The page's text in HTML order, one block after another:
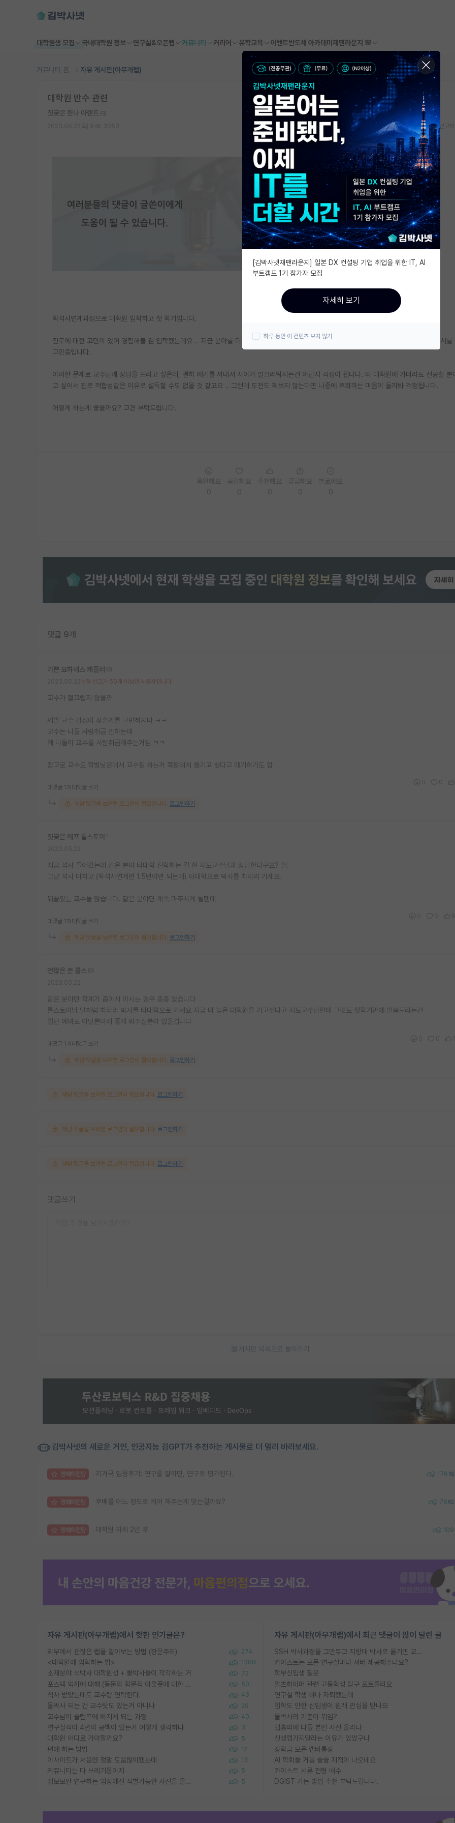
대학원생 모집 국내대학원 정보 연구실&오픈랩 커뮤니티 커리어 유학교육 이벤트반도체 아카데미 재팬라운지 🌸
커뮤니티 홈 자유 게시판(아무개랩)
대학원 반수 관련
짓궂은 한나 아렌트
스크랩 신고
학석사연계과정으로 대학원 입학하고 첫 학기입니다.
진로에 대한 고민이 있어 경험해볼 겸 입학했는데요 .. 지금 분야를 더 공부해보고 싶은 생각이 드니 학벌이 다소 아쉽다는 생각에 다른 학교 입시를
고민중입니다.
이러한 문제로 교수님께 상담을 드리고 싶은데, 괜히 얘기를 꺼내서 사이가 껄끄러워지는건 아닌지 걱정이 됩니다. 타 대학원에 가더라도 전공할 분
고 싶어서 진로 적합성같은 이유로 설득할 수도 없을 것 같고요 .. 그런데 도전도 해보지 않는다면 나중에 후회하는 마음이 들까봐 걱정됩니다.
어떻게 하는게 좋을까요? 고견 부탁드립니다.
댓글 9개
기쁜 요하네스 케플러
누적 신고가 50개 이상인 사용자입니다.
교수가 껄끄럽지 않을까
제발 교수 감정이 상할까를 고민하지마 ㅋㅋ
교수는 니들 사람취급 안하는데
왜 니들이 교수를 사람취급해주는거임 ㅋㅋ
참고로 교수도 학벌낮은데서 교수질 하는거 쪽팔려서 옮기고 싶다고 얘기하기도 함
대댓글 1개 대댓글 쓰기
해당 댓글을 보려면 로그인이 필요합니다. 로그인하기
짓궂은 레프 톨스토이
지금 석사 들어갔는데 같은 분야 타대학 진학하는 걸 현 지도교수님과 상담한다구요? 헐.
그냥 석사 마치고 (학석사연계면 1.5년이면 되는데) 타대학으로 박사를 차라리 가세요.
뒤끝있는 교수들 많습니다. 같은 분야면 계속 마주치게 될텐데
대댓글 1개 대댓글 쓰기
해당 댓글을 보려면 로그인이 필요합니다. 로그인하기
언짢은 존 롤스
같은 분야면 학계가 좁아서 아시는 경우 종종 있습니다
톨스토이님 말처럼 차라리 박사를 타대학으로 가세요 지금 더 높은 대학원을 가고싶다고 지도교수님한테 그것도 첫학기만에 말씀드리는건
일단 예의도 아닐뿐더러 좋게 봐주실분이 없을겁니다
대댓글 1개 대댓글 쓰기
해당 댓글을 보려면 로그인이 필요합니다. 로그인하기
해당 댓글을 보려면 로그인이 필요합니다. 로그인하기
해당 댓글을 보려면 로그인이 필요합니다. 로그인하기
해당 댓글을 보려면 로그인이 필요합니다. 로그인하기
댓글쓰기
게시판 목록으로 돌아가기
김박사넷의 새로운 거인, 인공지능 김GPT가 추천하는 게시물로 더 멀리 바라보세요.
명예의전당 지거국 임용후기: 연구를 잘하면, 연구로 평가된다. 176
명예의전당 후배를 어느 정도로 케어 해주는게 맞는걸까요? 78
명예의전당 대학원 자퇴 2년 후 109
자유 게시판(아무개랩)에서 핫한 인기글은?
외부에서 괜찮은 랩을 알아보는 방법 (장문주의) 274
<대학원에 입학하는 법> 1388
소재분야 석박사 대학원생 + 물박사들이 착각하는 거 72
포스텍 억까에 대해 (동문의 학문적 아웃풋에 대한 반박) 50
석사 받았는데도 교수랑 연락한다. 43
물박사 되는 건 교수탓도 있는거 아니냐 29
교수님이 슬럼프에 빠지게 되는 과정 40
연구실적이 4년의 공백이 있는거 어떻게 생각하냐 3
대학원 어디로 가야할까요? 5
편애 하는 방법 12
이사이트가 처음엔 정말 도움많이됐는데 13
커뮤니티는 다 쓰레기통이지 5
정보보안 연구하는 입장에선 식별가능한 사진을 올리는건 비추이긴함 5
자유 게시판(아무개랩)에서 최근 댓글이 많이 달린 글
SSH 박사과정을 그만두고 지방대 박사로 옮기면 교수의 꿈은 끝일까요?
카이스트는 모든 연구실마다 서버 제공해주나요?
학부신입생 질문
알츠하이머 관련 고등학생 탐구 포트폴리오
연구실 학생 하나 자퇴했는데
입학도 안한 신입생이 원래 관심을 받나요
물박사의 기준이 뭐임?
랩홈피에 다들 본인 사진 올리냐
신생랩가지말라는 이유가 있었구나
장학금 모은 랩비통장
AI 학회들 거품 슬슬 지적이 나오네요
카이스트 서류 전형 배수
DGIST 가는 방법 추천 부탁드립니다.
[김박사넷재팬라운지] 일본 DX 컨설팅 기업 취업을 위한 IT, AI
부트캠프 1기 참가자 모집
자세히 보기
하루 동안 이 컨텐츠 보지 않기